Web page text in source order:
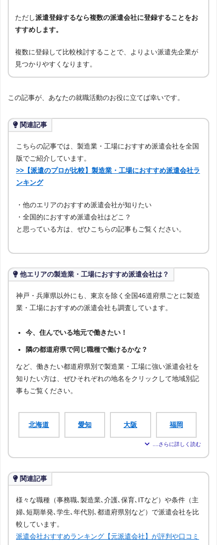
ただし派遣登録するなら複数の派遣会社に登録することをお
すすめします。
複数に登録して比較検討することで、よりよい派遣先企業が
見つかりやすくなります。
この記事が、あなたの就職活動のお役に立てば幸いです。
関連記事
こちらの記事では、製造業・工場におすすめ派遣会社を全国
版でご紹介しています。
>>【派遣のプロが比較】製造業・工場におすすめ派遣会社ラ
ンキング
・他のエリアのおすすめ派遣会社が知りたい
・全国的におすすめ派遣会社はどこ？
と思っている方は、ぜひこちらの記事もご覧ください。
他エリアの製造業・工場におすすめ派遣会社は？
神戸・兵庫県以外にも、東京を除く全国46道府県ごとに製造
業・工場におすすめの派遣会社も調査しています。
今、住んでいる地元で働きたい！
隣の都道府県で同じ職種で働けるかな？
など、働きたい都道府県別で製造業・工場に強い派遣会社を
知りたい方は、ぜひそれぞれの地名をクリックして地域別記
事もご覧ください。
北海道 愛知 大阪 福岡
岩手
茨城 栃木 群馬 埼玉
関連記事
様々な職種（事務職､製造業､介護､保育､ITなど）や条件（主
婦､短期単発､学生､年代別､都道府県別など）で派遣会社を比
較しています。
派遣会社おすすめランキング【元派遣会社】が評判や口コミ